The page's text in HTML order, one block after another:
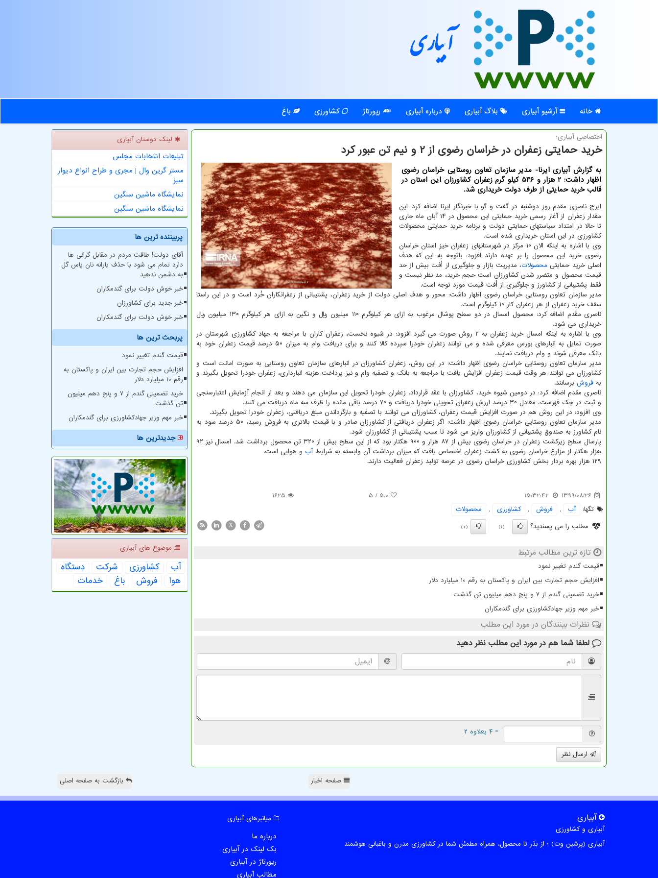
آبیاری
خانه آرشیو آبیاری بلاگ آبیاری درباره آبیاری رپورتاژ کشاورزی باغ
اختصاصی آبیاری؛
خرید حمایتی زعفران در خراسان رضوی از ۲ و نیم تن عبور كرد
به گزارش آبیاری ایرنا- مدیر سازمان تعاون روستایی خراسان رضوی
اظهار داشت: 2 هزار و 546 كیلو گرم زعفران كشاورزان این استان در
قالب خرید حمایتی از طرف دولت خریداری شد.
ایرج ناصری مقدم روز دوشنبه در گفت و گو با خبرنگار ایرنا اضافه کرد: این
مقدار زعفران از آغاز رسمی خرید حمایتی این محصول در ۱۴ آبان ماه جاری
تا حالا در امتداد سیاستهای حمایتی دولت و برنامه خرید حمایتی محصولات
کشاورزی در این استان خریداری شده است.
وی با اشاره به اینکه الان ۱۰ مرکز در شهرستانهای زعفران خیز استان خراسان
رضوی خرید این محصول را بر عهده دارند افزود: باتوجه به این که هدف
اصلی خرید حمایتی محصولات، مدیریت بازار و جلوگیری از اُفت بیش از حد
قیمت محصول و متضرر شدن کشاورزان است حجم خرید، مد نظر نیست و
فقط پشتیبانی از کشاورز و جلوگیری از اُفت قیمت مورد توجه است.
مدیر سازمان تعاون روستایی خراسان رضوی اظهار داشت: محور و هدف اصلی دولت از خرید زعفران، پشتیبانی از زعفرانکاران خُرد است و در این راستا
سقف خرید زعفران از هر زعفران کار ۱۰ کیلوگرم است.
ناصری مقدم اضافه کرد: محصول امسال در دو سطح پوشال مرغوب به ازای هر کیلوگرم ۱۱۰ میلیون ریال و نگین به ازای هر کیلوگرم ۱۳۰ میلیون ریال
خریداری می شود.
وی با اشاره به اینکه امسال خرید زعفران به ۲ روش صورت می گیرد افزود: در شیوه نخست، زعفران کاران با مراجعه به جهاد کشاورزی شهرستان در
صورت تمایل به انبارهای بورس معرفی شده و می توانند زعفران خودرا سپرده کالا کنند و برای دریافت وام به میزان ۵۰ درصد قیمت زعفران خود به
بانک معرفی شوند و وام دریافت نمایند.
مدیر سازمان تعاون روستایی خراسان رضوی اظهار داشت: در این روش، زعفران کشاورزان در انبارهای سازمان تعاون روستایی به صورت امانت است و
کشاورزان می توانند هر وقت قیمت زعفران افزایش یافت با مراجعه به بانک و تصفیه وام و نیز پرداخت هزینه انبارداری، زعفران خودرا تحویل بگیرند و
به فروش برسانند.
ناصری مقدم اضافه کرد: در دومین شیوه خرید، کشاورزان با عقد قرارداد، زعفران خودرا تحویل این سازمان می دهند و بعد از انجام آزمایش اعتبارسنجی
و ثبت در چک فهرست، معادل ۳۰ درصد ارزش زعفران تحویلی خودرا دریافت و ۷۰ درصد باقی مانده را ظرف سه ماه دریافت می کنند.
وی افزود: در این روش هم در صورت افزایش قیمت زعفران، کشاورزان می توانند با تصفیه و بازگرداندن مبلغ دریافتی، زعفران خودرا تحویل بگیرند.
مدیر سازمان تعاون روستایی خراسان رضوی اظهار داشت: اگر زعفران دریافتی از کشاورزان صادر و با قیمت بالاتری به فروش رسید، ۵۰ درصد سود به
نام کشاورز به صندوق پشتیبانی از کشاورزان واریز می شود تا سبب پشتیبانی از کشاورزان شود.
پارسال سطح زیرکشت زعفران در خراسان رضوی بیش از ۸۷ هزار و ۹۰۰ هکتار بود که از این سطح بیش از ۳۲۰ تن محصول برداشت شد. امسال نیز ۹۲
هزار هکتار از مزارع خراسان رضوی به کشت زعفران اختصاص یافت که میزان برداشت آن وابسته به شرایطآب و هوایی است.
۱۲۹ هزار بهره بردار بخش کشاورزی خراسان رضوی در عرصه تولید زعفران فعالیت دارند.
1399/08/26
15:32:42
5.0
/ 5
1625
تگها:
آب , فروش , كشاورزی ,
محصولات
مطلب را می پسندید؟
(1)
(0)
X
تازه ترین مطالب مرتبط
قیمت گندم تغییر نمود
افزایش حجم تجارت بین ایران و پاکستان به رقم 10 میلیارد دلار
خرید تضمینی گندم از ۷ و پنج دهم میلیون تن گذشت
خبر مهم وزیر جهادکشاورزی برای گندمکاران
نظرات بینندگان در مورد این مطلب
لطفا شما هم در مورد این مطلب نظر دهید
= ۴ بعلاوه ۲
ارسال نظر
لینک دوستان آبیاری
تبلیغات انتخابات مجلس
مستر گرین وال | مجری و طراح انواع دیوار
سبز
نمایشگاه ماشین سنگین
نمایشگاه ماشین سنگین
پربیننده ترین ها
آقای دولت! طاقت مردم در مقابل گرانی ها
دارد تمام می شود با حذف یارانه نان پاس گل
به دشمن ندهید
خبر خوش دولت برای گندمکاران
خبر جدید برای کشاورزان
خبر خوش دولت برای گندمکاران
پربحث ترین ها
قیمت گندم تغییر نمود
افزایش حجم تجارت بین ایران و پاکستان به
رقم 10 میلیارد دلار
خرید تضمینی گندم از ۷ و پنج دهم میلیون
تن گذشت
خبر مهم وزیر جهادکشاورزی برای گندمکاران
جدیدترین ها
موضوع های آبیاری
آب كشاورزی شركت
دستگاه
هوا
فروش باغ خدمات
صفحه اخبار بازگشت به صفحه اصلی
آبیاری
آبیاری و کشاورزی
آبیاری (پرشین وت) ؛ از بذر تا محصول، همراه مطمئن شما در کشاورزی مدرن و باغبانی هوشمند
میانبرهای آبیاری
درباره ما
بک لینک در آبیاری
رپورتاژ در آبیاری
مطالب آبیاری